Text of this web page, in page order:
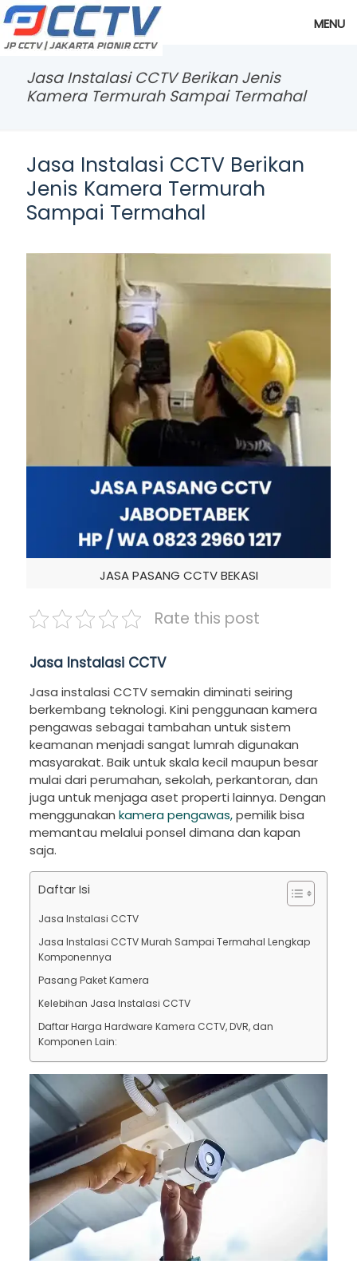
MENU
Jasa Instalasi CCTV Berikan Jenis
Kamera Termurah Sampai Termahal
Jasa Instalasi CCTV Berikan
Jenis Kamera Termurah
Sampai Termahal
JASA PASANG CCTV BEKASI
Rate this post
Jasa Instalasi CCTV
Jasa instalasi CCTV semakin diminati seiring
berkembang teknologi. Kini penggunaan kamera
pengawas sebagai tambahan untuk sistem
keamanan menjadi sangat lumrah digunakan
masyarakat. Baik untuk skala kecil maupun besar
mulai dari perumahan, sekolah, perkantoran, dan
juga untuk menjaga aset properti lainnya. Dengan
menggunakan kamera pengawas,pemilik bisa
memantau melalui ponsel dimana dan kapan
saja.
Daftar Isi
Jasa Instalasi CCTV
Jasa Instalasi CCTV Murah Sampai Termahal Lengkap
Komponennya
Pasang Paket Kamera
Kelebihan Jasa Instalasi CCTV
Daftar Harga Hardware Kamera CCTV, DVR, dan
Komponen Lain: